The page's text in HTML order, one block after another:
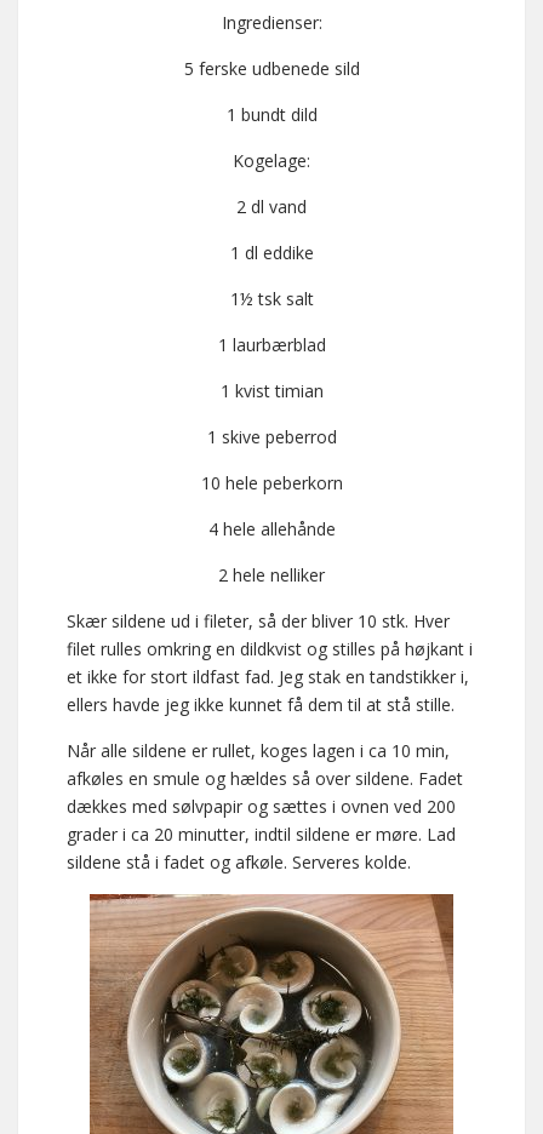
Ingredienser:
5 ferske udbenede sild
1 bundt dild
Kogelage:
2 dl vand
1 dl eddike
1½ tsk salt
1 laurbærblad
1 kvist timian
1 skive peberrod
10 hele peberkorn
4 hele allehånde
2 hele nelliker
Skær sildene ud i fileter, så der bliver 10 stk. Hver
filet rulles omkring en dildkvist og stilles på højkant i
et ikke for stort ildfast fad. Jeg stak en tandstikker i,
ellers havde jeg ikke kunnet få dem til at stå stille.
Når alle sildene er rullet, koges lagen i ca 10 min,
afkøles en smule og hældes så over sildene. Fadet
dækkes med sølvpapir og sættes i ovnen ved 200
grader i ca 20 minutter, indtil sildene er møre. Lad
sildene stå i fadet og afkøle. Serveres kolde.